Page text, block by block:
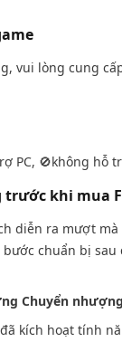
vui lòng cung
PC, 🚫không hỗ
khi mua
diễn ra mượt mà
chuẩn bị sau
Chuyển
kích hoạt tính